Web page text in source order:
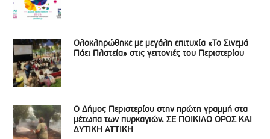
Ολοκληρώθηκε με μεγάλη επιτυχία «Το Σινεμά
Πάει Πλατεία» στις γειτονιές του Περιστερίου
Ο Δήμος Περιστερίου στην πρώτη γραμμή στα
μέτωπα των πυρκαγιών. ΣΕ ΠΟΙΚΙΛΟ ΟΡΟΣ ΚΑΙ
ΔΥΤΙΚΗ ΑΤΤΙΚΗ